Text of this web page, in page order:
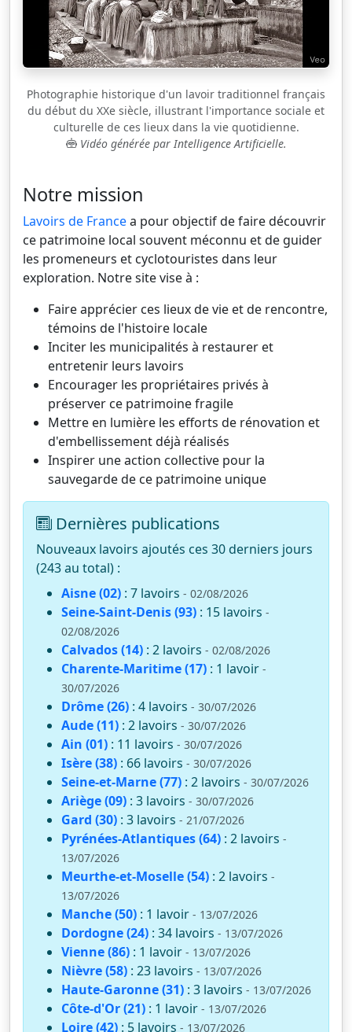
Photographie historique d'un lavoir traditionnel français
du début du XXe siècle, illustrant l'importance sociale et
culturelle de ces lieux dans la vie quotidienne.
Vidéo générée par Intelligence Artificielle.
Notre mission
Lavoirs de Francea pour objectif de faire découvrir
ce patrimoine local souvent méconnu et de guider
les promeneurs et cyclotouristes dans leur
exploration. Notre site vise à :
Faire apprécier ces lieux de vie et de rencontre,
témoins de l'histoire locale
Inciter les municipalités à restaurer et
entretenir leurs lavoirs
Encourager les propriétaires privés à
préserver ce patrimoine fragile
Mettre en lumière les efforts de rénovation et
d'embellissement déjà réalisés
Inspirer une action collective pour la
sauvegarde de ce patrimoine unique
Dernières publications
Nouveaux lavoirs ajoutés ces 30 derniers jours
(243 au total) :
Aisne (02) : 7 lavoirs - 02/08/2026
Seine-Saint-Denis (93) : 15 lavoirs -
02/08/2026
Calvados (14) : 2 lavoirs - 02/08/2026
Charente-Maritime (17) : 1 lavoir -
30/07/2026
Drôme (26) : 4 lavoirs - 30/07/2026
Aude (11) : 2 lavoirs - 30/07/2026
Ain (01) : 11 lavoirs - 30/07/2026
Isère (38) : 66 lavoirs - 30/07/2026
Seine-et-Marne (77) : 2 lavoirs - 30/07/2026
Ariège (09) : 3 lavoirs - 30/07/2026
Gard (30) : 3 lavoirs - 21/07/2026
Pyrénées-Atlantiques (64) : 2 lavoirs -
13/07/2026
Meurthe-et-Moselle (54) : 2 lavoirs -
13/07/2026
Manche (50) : 1 lavoir - 13/07/2026
Dordogne (24) : 34 lavoirs - 13/07/2026
Vienne (86) : 1 lavoir - 13/07/2026
Nièvre (58) : 23 lavoirs - 13/07/2026
Haute-Garonne (31) : 3 lavoirs - 13/07/2026
Côte-d'Or (21) : 1 lavoir - 13/07/2026
Loire (42) : 5 lavoirs - 13/07/2026